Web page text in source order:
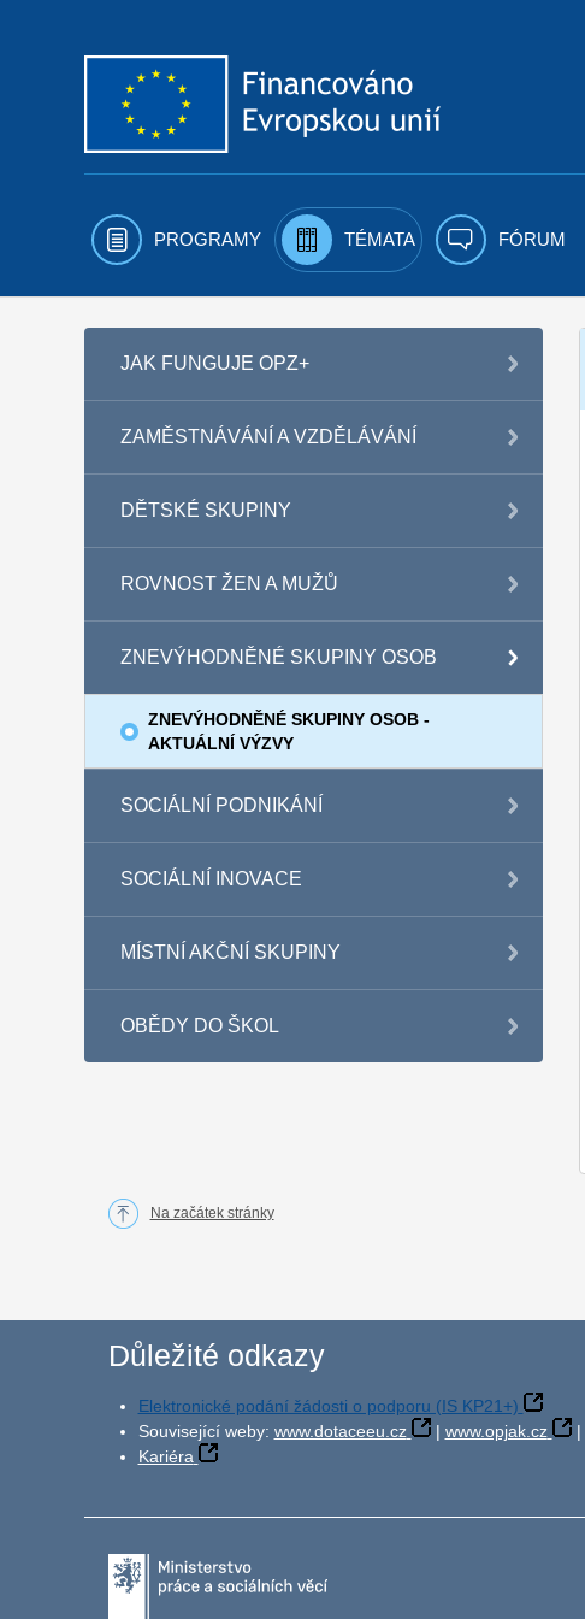
PROGRAMY TÉMATA FÓRUM
JAK FUNGUJE OPZ+
ZAMĚSTNÁVÁNÍ A VZDĚLÁVÁNÍ
DĚTSKÉ SKUPINY
ROVNOST ŽEN A MUŽŮ
ZNEVÝHODNĚNÉ SKUPINY OSOB
ZNEVÝHODNĚNÉ SKUPINY OSOB -
AKTUÁLNÍ VÝZVY
SOCIÁLNÍ PODNIKÁNÍ
SOCIÁLNÍ INOVACE
MÍSTNÍ AKČNÍ SKUPINY
OBĚDY DO ŠKOL
Na začátek stránky
Důležité odkazy
Elektronické podání žádosti o podporu (IS KP21+)
Související weby: www.dotaceeu.cz | www.opjak.cz |
Kariéra